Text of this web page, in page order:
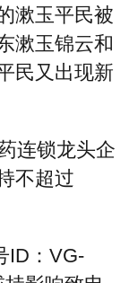
漱玉平民被
漱玉锦云和
民又出现新
连锁龙头企
不超过
ID：VG-